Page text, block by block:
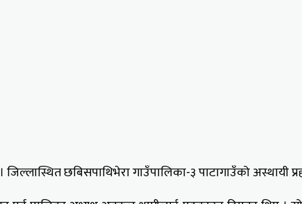
छबिसपाथिभेरा गाउँपालिका-३ पाटागाउँको अस्थायी